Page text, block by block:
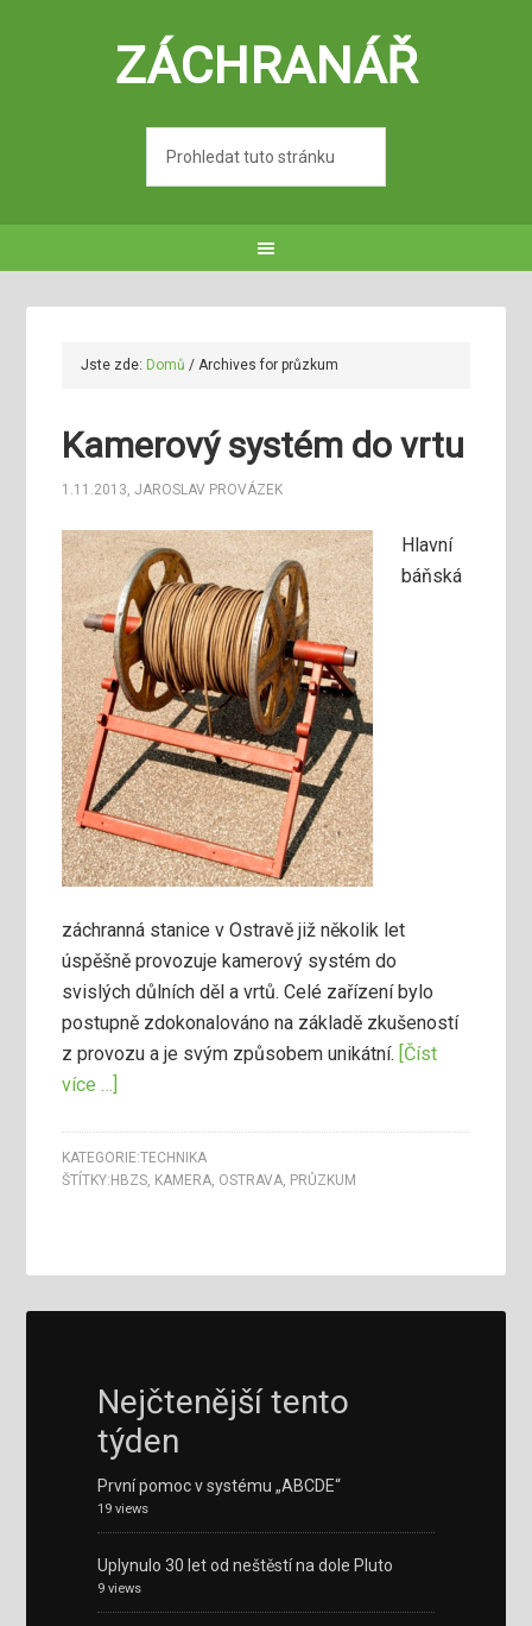
ZÁCHRANÁŘ
Jste zde: Domů / Archives for průzkum
Kamerový systém do vrtu
1.11.2013,JAROSLAV PROVÁZEK
Hlavní
báňská
záchranná stanice v Ostravě již několik let
úspěšně provozuje kamerový systém do
svislých důlních děl a vrtů. Celé zařízení bylo
postupně zdokonalováno na základě zkušeností
z provozu a je svým způsobem unikátní. [Číst
více …]
KATEGORIE:TECHNIKA
ŠTÍTKY: HBZS, KAMERA, OSTRAVA, PRŮZKUM
Nejčtenější tento
týden
První pomoc v systému „ABCDE“
19 views
Uplynulo 30 let od neštěstí na dole Pluto
9 views